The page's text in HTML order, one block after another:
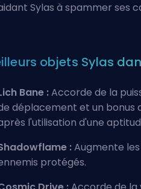
Sylas à spammer ses
objets Sylas
Bane :Accorde de la
déplacement et un bonus
l'utilisation d'une
:Augmente
protégés.